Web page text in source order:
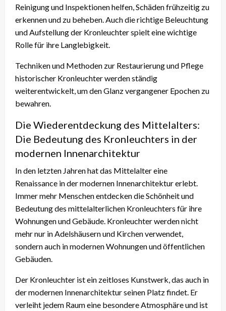
Reinigung und Inspektionen helfen, Schäden frühzeitig zu
erkennen und zu beheben. Auch die richtige Beleuchtung
und Aufstellung der Kronleuchter spielt eine wichtige
Rolle für ihre Langlebigkeit.
Techniken und Methoden zur Restaurierung und Pflege
historischer Kronleuchter werden ständig
weiterentwickelt, um den Glanz vergangener Epochen zu
bewahren.
Die Wiederentdeckung des Mittelalters:
Die Bedeutung des Kronleuchters in der
modernen Innenarchitektur
In den letzten Jahren hat das Mittelalter eine
Renaissance in der modernen Innenarchitektur erlebt.
Immer mehr Menschen entdecken die Schönheit und
Bedeutung des mittelalterlichen Kronleuchters für ihre
Wohnungen und Gebäude. Kronleuchter werden nicht
mehr nur in Adelshäusern und Kirchen verwendet,
sondern auch in modernen Wohnungen und öffentlichen
Gebäuden.
Der Kronleuchter ist ein zeitloses Kunstwerk, das auch in
der modernen Innenarchitektur seinen Platz findet. Er
verleiht jedem Raum eine besondere Atmosphäre und ist